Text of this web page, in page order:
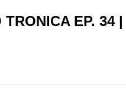
EP. 34 |